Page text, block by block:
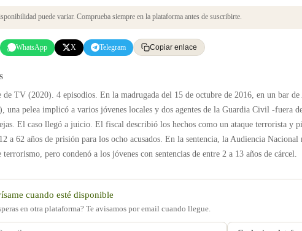
puede variar. Comprueba siempre en la plataforma antes de suscribirte.
WhatsApp X Telegram Copiar enlace
de TV (2020). 4 episodios. En la madrugada del 15 de octubre de 2016, en un bar de
una pelea implicó a varios jóvenes locales y dos agentes de la Guardia Civil -fuera
El caso llegó a juicio. El fiscal describió los hechos como un ataque terrorista y
a 62 años de prisión para los ocho acusados. En la sentencia, la Audiencia Nacional
terrorismo, pero condenó a los jóvenes con sentencias de entre 2 a 13 años de cárcel.
cuando esté disponible
en otra plataforma? Te avisamos por email cuando llegue.